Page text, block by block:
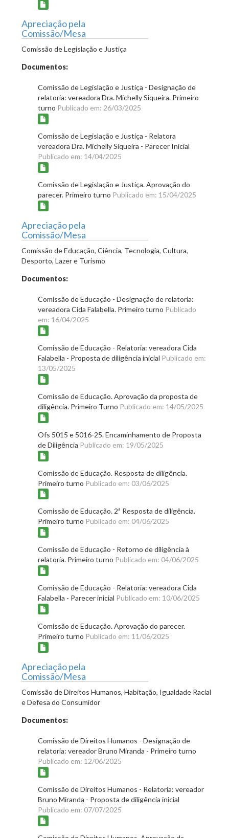
Apreciação pela
Comissão/Mesa
Comissão de Legislação e Justiça
Documentos:
Comissão de Legislação e Justiça - Designação de
relatoria: vereadora Dra. Michelly Siqueira. Primeiro
turno Publicado em: 26/03/2025
Comissão de Legislação e Justiça - Relatora
vereadora Dra. Michelly Siqueira - Parecer Inicial
Publicado em: 14/04/2025
Comissão de Legislação e Justiça. Aprovação do
parecer. Primeiro turno Publicado em: 15/04/2025
Apreciação pela
Comissão/Mesa
Comissão de Educação, Ciência, Tecnologia, Cultura,
Desporto, Lazer e Turismo
Documentos:
Comissão de Educação - Designação de relatoria:
vereadora Cida Falabella. Primeiro turno Publicado
em: 16/04/2025
Comissão de Educação - Relatoria: vereadora Cida
Falabella - Proposta de diligência inicial Publicado em:
13/05/2025
Comissão de Educação. Aprovação da proposta de
diligência. Primeiro Turno Publicado em: 14/05/2025
Ofs 5015 e 5016-25. Encaminhamento de Proposta
de Diligência Publicado em: 19/05/2025
Comissão de Educação. Resposta de diligência.
Primeiro turno Publicado em: 03/06/2025
Comissão de Educação. 2ª Resposta de diligência.
Primeiro turno Publicado em: 04/06/2025
Comissão de Educação - Retorno de diligência à
relatoria. Primeiro turno Publicado em: 04/06/2025
Comissão de Educação - Relatoria: vereadora Cida
Falabella - Parecer inicial Publicado em: 10/06/2025
Comissão de Educação. Aprovação do parecer.
Primeiro turno Publicado em: 11/06/2025
Apreciação pela
Comissão/Mesa
Comissão de Direitos Humanos, Habitação, Igualdade Racial
e Defesa do Consumidor
Documentos:
Comissão de Direitos Humanos - Designação de
relatoria: vereador Bruno Miranda - Primeiro turno
Publicado em: 12/06/2025
Comissão de Direitos Humanos - Relatoria: vereador
Bruno Miranda - Proposta de diligência inicial
Publicado em: 07/07/2025